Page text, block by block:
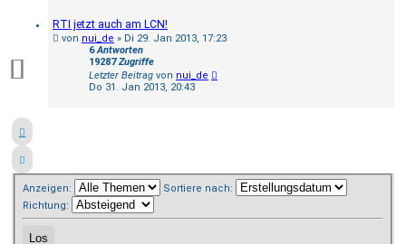
RTI jetzt auch am LCN!
von nui_de » Di 29. Jan 2013, 17:23
6Antworten
19287Zugriffe
Letzter Beitrag von nui_de
Do 31. Jan 2013, 20:43
Anzeigen:
Sortiere nach:
Richtung: